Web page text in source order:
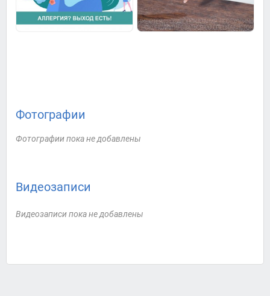
Фотографии
Фотографии пока не добавлены
Видеозаписи
Видеозаписи пока не добавлены